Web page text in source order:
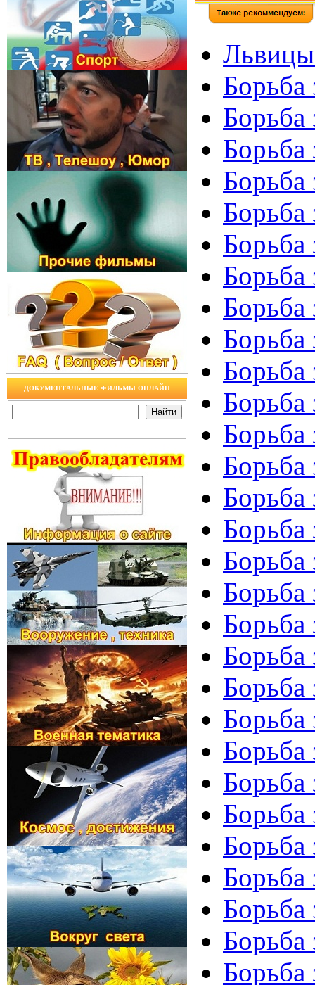
ДОКУМЕНТАЛЬНЫЕ ФИЛЬМЫ ОНЛАЙН
Борьба
Борьба
Борьба
Борьба
Борьба
Борьба
Борьба
Борьба
Борьба
Борьба
Борьба
Борьба
Борьба
Борьба
Борьба
Борьба
Борьба
Борьба